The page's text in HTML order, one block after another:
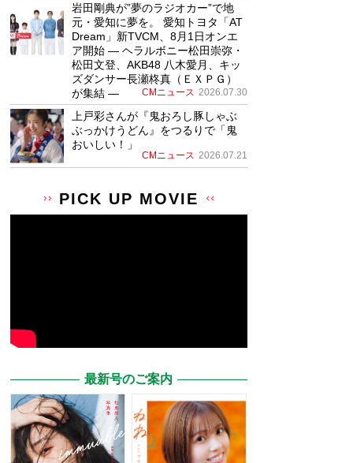
岩田剛典が”夢のラジオカー”で地
元・愛知に夢を。 愛知トヨタ「AT
Dream」新TVCM、8月1日オンエ
ア開始 ― ヘラルボニー松田崇弥・
松田文登、AKB48 八木愛月、キッ
ズダンサー長瀬柊真（ＥＸＰＧ）
が集結 ―
CMニュース 2026.07.30
上戸彩さんが『鬼おろし豚しゃぶ
ぶっかけうどん』をつるりで「鬼
おいしい！」
CMニュース 2026.07.21
PICK UP MOVIE
最新号のご案内